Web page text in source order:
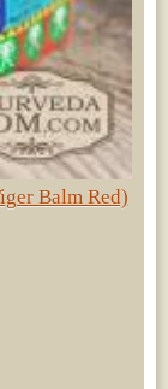
Balm Red)